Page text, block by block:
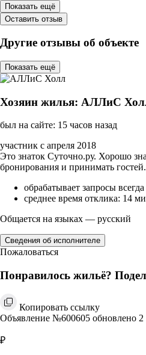
Показать ещё
Оставить отзыв
Другие отзывы об объекте
Показать ещё
Хозяин жилья: АЛЛиС
был на сайте: 15 часов назад
участник с апреля 2018
Это знаток Суточно.ру. Хорошо
бронирования и принимать гостей.
обрабатывает запросы всегда
среднее время отклика: 14
Общается на языках — русский
Сведения об исполнителе
Пожаловаться
Понравилось жильё?
Копировать ссылку
Объявление №600605 обновлено 2
₽